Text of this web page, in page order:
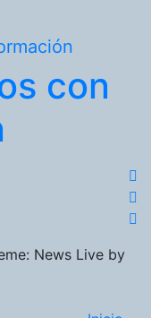
con
News Live by